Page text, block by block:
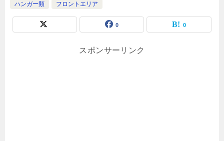
ハンガー類
フロントエリア
0 0
スポンサーリンク